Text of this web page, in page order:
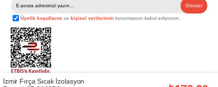
Gönder
Üyelik koşullarını vekişisel verilerimin korunmasını kabul ediyorum.
Telif Hakkı © 2026Afeks Yapı Market . Tüm hakları saklıdır.
İzmir Fırça Sıcak İzolasyon